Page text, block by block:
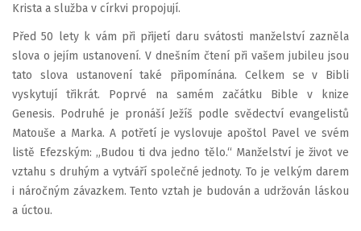
Krista a služba v církvi propojují.
Před 50 lety k vám při přijetí daru svátosti manželství zazněla
slova o jejím ustanovení. V dnešním čtení při vašem jubileu jsou
tato slova ustanovení také připomínána. Celkem se v Bibli
vyskytují třikrát. Poprvé na samém začátku Bible v knize
Genesis. Podruhé je pronáší Ježíš podle svědectví evangelistů
Matouše a Marka. A potřetí je vyslovuje apoštol Pavel ve svém
listě Efezským: „Budou ti dva jedno tělo.“ Manželství je život ve
vztahu s druhým a vytváří společné jednoty. To je velkým darem
i náročným závazkem. Tento vztah je budován a udržován láskou
a úctou.